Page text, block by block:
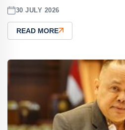
30 JULY 2026
READ MORE